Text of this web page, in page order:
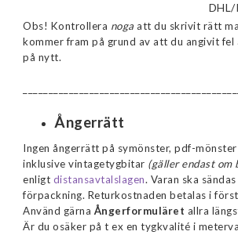
Obs! Kontrollera noga att du skrivit rätt
kommer fram på grund av att du angivit
på nytt.
Ångerrätt
Ingen ångerrätt på symönster, pdf-
inklusive vintagetygbitar (gäller endast
enligt distansavtalslagen. Varan ska
förpackning. Returkostnaden betalas i
Använd gärna Ångerformuläret allra
Är du osäker på t ex en tygkvalité i